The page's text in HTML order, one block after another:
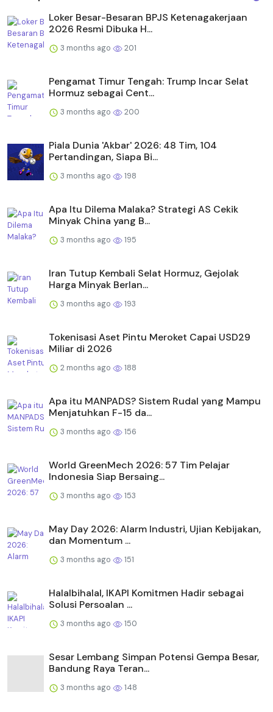
Loker Besar-Besaran BPJS Ketenagakerjaan
2026 Resmi Dibuka H...
3 months ago 201
Pengamat Timur Tengah: Trump Incar Selat
Hormuz sebagai Cent...
3 months ago 200
Piala Dunia 'Akbar' 2026: 48 Tim, 104
Pertandingan, Siapa Bi...
3 months ago 198
Apa Itu Dilema Malaka? Strategi AS Cekik
Minyak China yang B...
3 months ago 195
Iran Tutup Kembali Selat Hormuz, Gejolak
Harga Minyak Berlan...
3 months ago 193
Tokenisasi Aset Pintu Meroket Capai USD29
Miliar di 2026
2 months ago 188
Apa itu MANPADS? Sistem Rudal yang Mampu
Menjatuhkan F-15 da...
3 months ago 156
World GreenMech 2026: 57 Tim Pelajar
Indonesia Siap Bersaing...
3 months ago 153
May Day 2026: Alarm Industri, Ujian Kebijakan,
dan Momentum ...
3 months ago 151
Halalbihalal, IKAPI Komitmen Hadir sebagai
Solusi Persoalan ...
3 months ago 150
Sesar Lembang Simpan Potensi Gempa Besar,
Bandung Raya Teran...
3 months ago 148